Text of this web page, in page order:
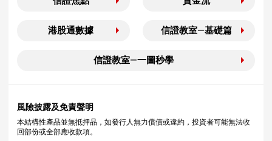
港股通數據 信證教室—基礎篇
信證教室—一圖秒學
風險披露及免責聲明
本結構性產品並無抵押品，如發行人無力償債或違約，投資者可能無法收
回部份或全部應收款項。